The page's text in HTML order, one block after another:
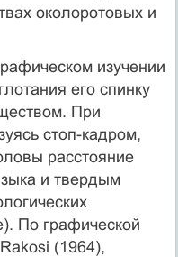
околоротовых и
изучении
его спинку
При
стоп-кадром,
расстояние
и твердым
По графичес­кой
(1964),